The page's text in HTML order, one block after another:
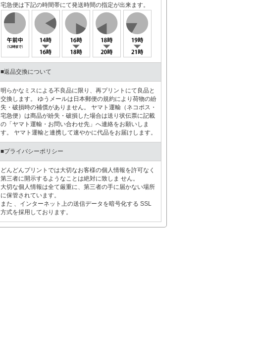
宅急便は下記の時間帯にて発送時間の指定が出来ます。
■返品交換について
明らかなミスによる不良品に限り、再プリントにて良品と
交換します。 ゆうメールは日本郵便の規約により荷物の紛
失・破損時の補償がありません。 ヤマト運輸（ネコポス・
宅急便）は商品が紛失・破損した場合は送り状伝票に記載
の「ヤマト運輸・お問い合わせ先」へ連絡をお願いしま
す。 ヤマト運輸と連携して速やかに代品をお届けします。
■プライバシーポリシー
どんどんプリントでは大切なお客様の個人情報を許可なく
第三者に開示するようなことは絶対に致しま せん。
大切な個人情報は全て厳重に、第三者の手に届かない場所
に保管されています。
また 、インターネット上の送信データを暗号化する SSL
方式を採用しております。